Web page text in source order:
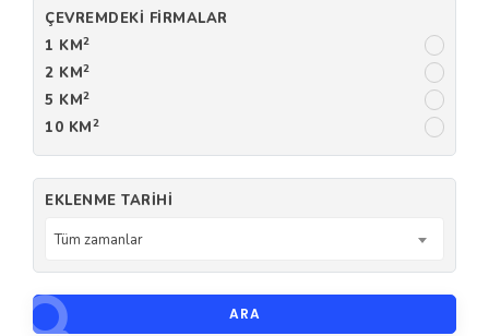
ÇEVREMDEKI FIRMALAR
1 KM2
2 KM2
5 KM2
10 KM2
EKLENME TARIHI
Tüm zamanlar
ARA